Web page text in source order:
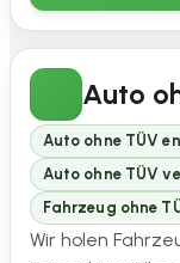
Auto
Auto ohne TÜV
Auto ohne TÜV
Fahrzeug ohne
Wir holen